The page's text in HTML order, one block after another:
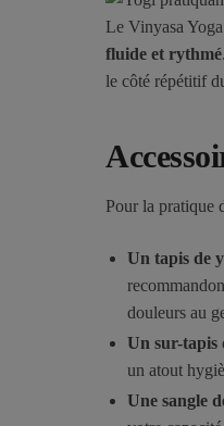
Le Vinyasa
fluide et rythmé
le côté répétitif
Pour la pratique
Un tapis de
douleurs au
Un sur-tapis
un atout
Une sangle